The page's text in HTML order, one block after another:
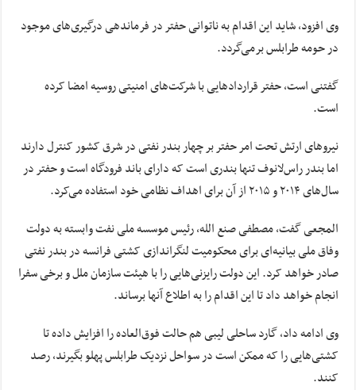
وی افزود، شاید این اقدام به ناتوانی حفتر در فرماندهی درگیری‌های موجود
در حومه طرابلس برمی‌گردد.
گفتنی است، حفتر قراردادهایی با شرکت‌های امنیتی روسیه امضا کرده
است.
نیروهای ارتش تحت امر حفتر بر چهار بندر نفتی در شرق کشور کنترل دارند
اما بندر راس‌لانوف تنها بندری است که دارای باند فرودگاه است و حفتر در
سال‌های ۲۰۱۴ و ۲۰۱۵ از آن برای اهداف نظامی خود استفاده می‌کرد.
المجعی گفت، مصطفی صنع الله، رئیس موسسه ملی نفت وابسته به دولت
وفاق ملی بیانیه‌ای برای محکومیت لنگراندازی کشتی فرانسه در بندر نفتی
صادر خواهد کرد. این دولت رایزنی‌هایی را با هیئت سازمان ملل و برخی سفرا
انجام خواهد داد تا این اقدام را به اطلاع آنها برساند.
وی ادامه داد، گارد ساحلی لیبی هم حالت فوق‌العاده را افزایش داده تا
کشتی‌هایی را که ممکن است در سواحل نزدیک طرابلس پهلو بگیرند، رصد
کنند.